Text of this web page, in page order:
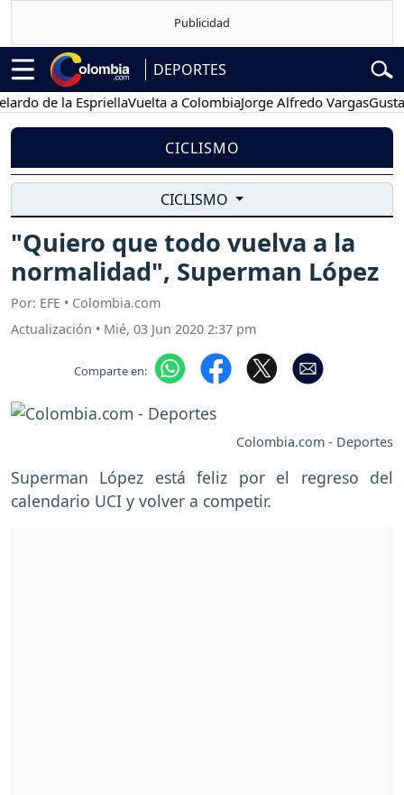
DEPORTES
de la EspriellaVuelta a ColombiaJorge Alfredo VargasGustavo
CICLISMO
CICLISMO
"Quiero que todo vuelva a la
normalidad", Superman López
Por: EFE • Colombia.com
Actualización • Mié, 03 Jun 2020 2:37 pm
Comparte en:
Colombia.com - Deportes
Superman López está feliz por el regreso del
calendario UCI y volver a competir.